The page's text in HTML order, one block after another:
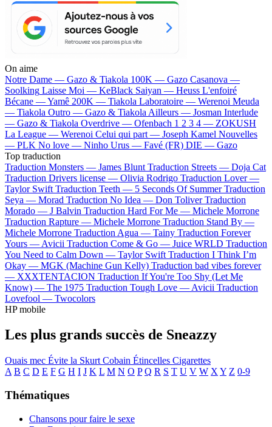
On aime
Notre Dame — Gazo & Tiakola 100K — Gazo Casanova —
Soolking Laisse Moi — KeBlack Saiyan — Heuss L'enfoiré
Bécane —Yamê 200K — Tiakola Laboratoire — Werenoi Meuda
— Tiakola Outro — Gazo & Tiakola Ailleurs — Josman Interlude
— Gazo & Tiakola Overdrive — Ofenbach 1 2 3 4 — ZOKUSH
La League — Werenoi Celui qui part — Joseph Kamel Nouvelles
— PLK No love — Ninho Urus — Favé (FR) DIE — Gazo
Top traduction
Traduction Monsters — James Blunt Traduction Streets — Doja Cat
Traduction Drivers license — Olivia Rodrigo Traduction Lover —
Taylor Swift Traduction Teeth — 5 Seconds Of Summer Traduction
Seya — Morad Traduction No Idea — Don Toliver Traduction
Morado — J Balvin Traduction Hard For Me — Michele Morrone
Traduction Rapture — Michele Morrone Traduction Stand By —
Michele Morrone Traduction Agua — Tainy Traduction Forever
Yours — Avicii Traduction Come & Go — Juice WRLD Traduction
You Need to Calm Down — Taylor Swift Traduction I Think I’m
Okay — MGK (Machine Gun Kelly) Traduction bad vibes forever
— XXXTENTACION Traduction If You're Too Shy (Let Me
Know) — The 1975 Traduction Tough Love — Avicii Traduction
Lovefool — Twocolors
HP mobile
Les plus grands succès de Sneazzy
Ouais mec Évite la Skurt Cobain Étincelles Cigarettes
A B C D E F G H I J K L M N O P Q R S T U V W X Y Z 0-9
Thématiques
Chansons pour faire le sexe